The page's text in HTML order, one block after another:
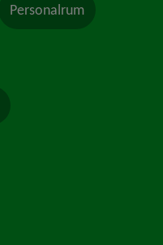
Personalrum